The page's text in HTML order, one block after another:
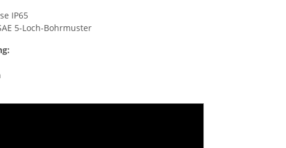
IP65
5-Loch-Bohrmuster